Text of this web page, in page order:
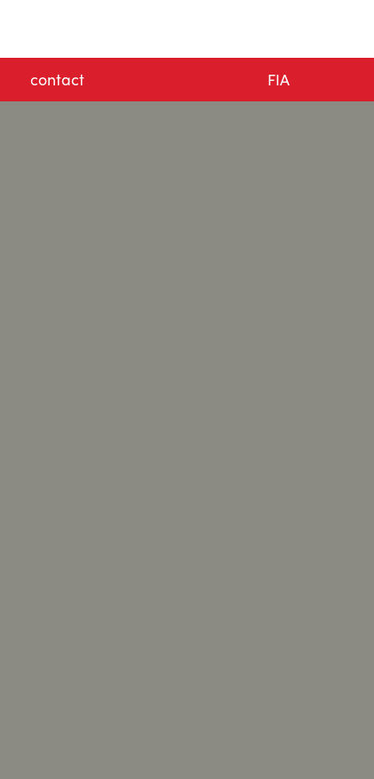
contact FIA